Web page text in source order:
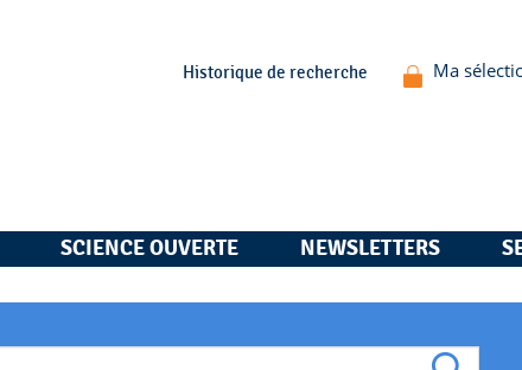
Historique de recherche
SCIENCE OUVERTE NEWSLETTERS